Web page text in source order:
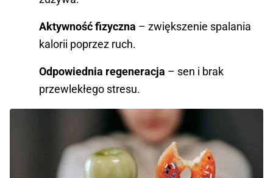
Aktywność fizyczna – zwiększenie spalania
kalorii poprzez ruch.
Odpowiednia regeneracja – sen i brak
przewlekłego stresu.